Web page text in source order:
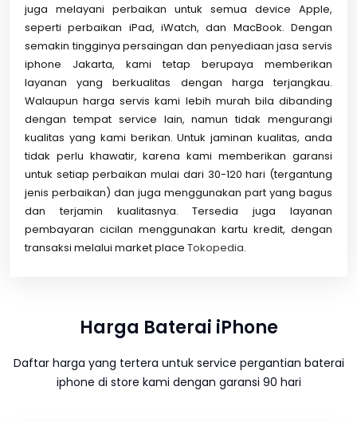
juga melayani perbaikan untuk semua device Apple,
seperti perbaikan iPad, iWatch, dan MacBook. Dengan
semakin tingginya persaingan dan penyediaan jasa servis
iphone Jakarta, kami tetap berupaya memberikan
layanan yang berkualitas dengan harga terjangkau.
Walaupun harga servis kami lebih murah bila dibanding
dengan tempat service lain, namun tidak mengurangi
kualitas yang kami berikan. Untuk jaminan kualitas, anda
tidak perlu khawatir, karena kami memberikan garansi
untuk setiap perbaikan mulai dari 30-120 hari (tergantung
jenis perbaikan) dan juga menggunakan part yang bagus
dan terjamin kualitasnya. Tersedia juga layanan
pembayaran cicilan menggunakan kartu kredit, dengan
transaksi melalui market place Tokopedia.
Harga Baterai iPhone
Daftar harga yang tertera untuk service pergantian baterai
iphone di store kami dengan garansi 90 hari